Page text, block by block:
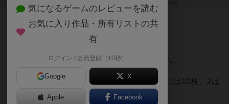
カフェ
152名 0名 0 2ヶ月前
手札無くしたら勝ち(1人負け決める)のゲーム。
数字カードの背景が白のカードは1〜10で、1は10枚、2は
9枚、10は1枚の構成。
気になるゲームのレビューを読む
お気に入り作品・所有リストの共
有
ログイン / 会員登録（10秒）
Google X
Apple Facebook